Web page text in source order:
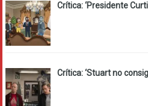
Crítica: ‘Presidente
Crítica: ‘Stuart no